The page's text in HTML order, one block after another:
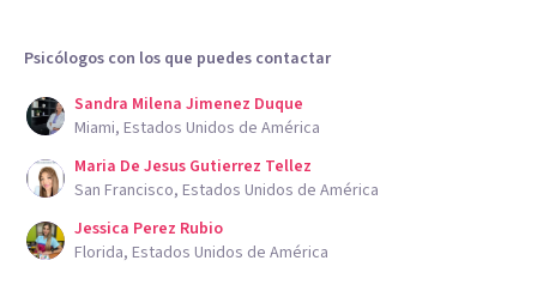
Psicólogos con los que puedes contactar
Sandra Milena Jimenez Duque
Miami, Estados Unidos de América
Maria De Jesus Gutierrez Tellez
San Francisco, Estados Unidos de América
Jessica Perez Rubio
Florida, Estados Unidos de América